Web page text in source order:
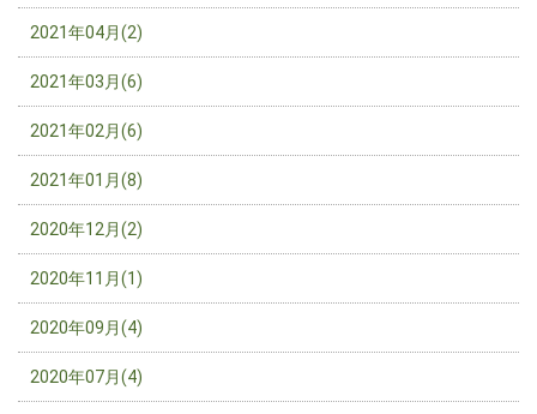
2021年04月(2)
2021年03月(6)
2021年02月(6)
2021年01月(8)
2020年12月(2)
2020年11月(1)
2020年09月(4)
2020年07月(4)